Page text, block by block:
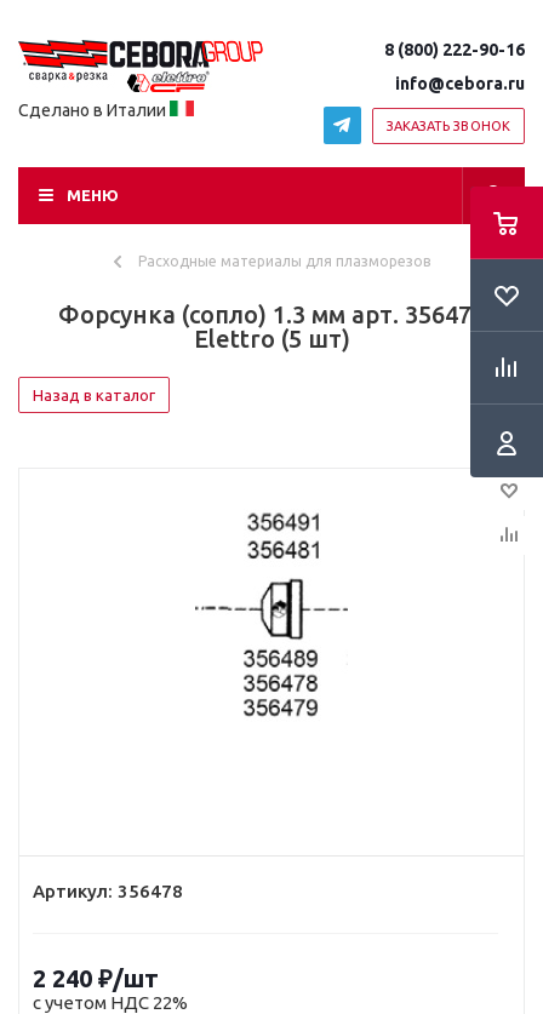
Сделано в Италии
8 (800) 222-90-16
info@cebora.ru
ЗАКАЗАТЬ ЗВОНОК
МЕНЮ
Расходные материалы для плазморезов
Форсунка (сопло) 1.3 мм арт. 356478
Elettro (5 шт)
Назад в каталог
Артикул: 356478
2 240 ₽/шт
с учетом НДС 22%